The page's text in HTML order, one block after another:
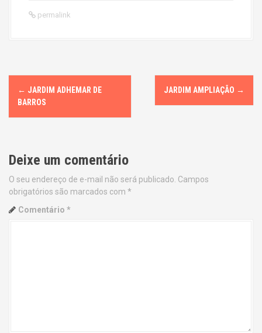
permalink
P
t
n
a
← JARDIM ADHEMAR DE
BARROS
JARDIM AMPLIAÇÃO →
Deixe um comentário
O seu endereço de e-mail não será publicado. Campos
obrigatórios são marcados com *
Comentário *